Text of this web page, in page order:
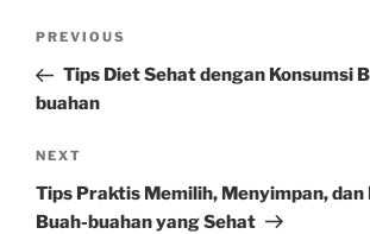
Previous
Post
PREVIOUS
Tips Diet Sehat dengan Konsumsi
buahan
Next
Post
NEXT
Tips Praktis Memilih, Menyimpan, dan
Buah-buahan yang Sehat